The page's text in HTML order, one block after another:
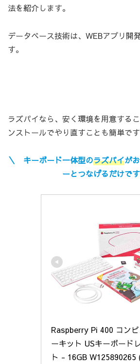
法を紹介します。
データベース技術は、WEBアプリ開
す。
ラズパイなら、安く環境を用意する
ンストールでやり直すことも簡単です
＼ キーボード一体型のラズパイが
ーとつなげるだけで
Raspberry Pi 400 コン
ーキット USキーボード
ト - 16GB W125890265